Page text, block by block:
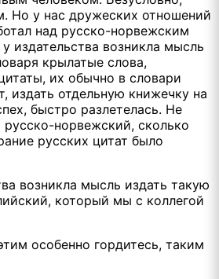
Но у нас дружеских отношений
над русско-норвежским
издательства возникла мысль
крылатые слова,
их обычно в словари
издать отдельную книжечку на
быстро разлетелась. Не
норвежский, сколько
русских цитат было
возникла мысль издать такую
который мы с коллегой
особенно гордитесь, таким